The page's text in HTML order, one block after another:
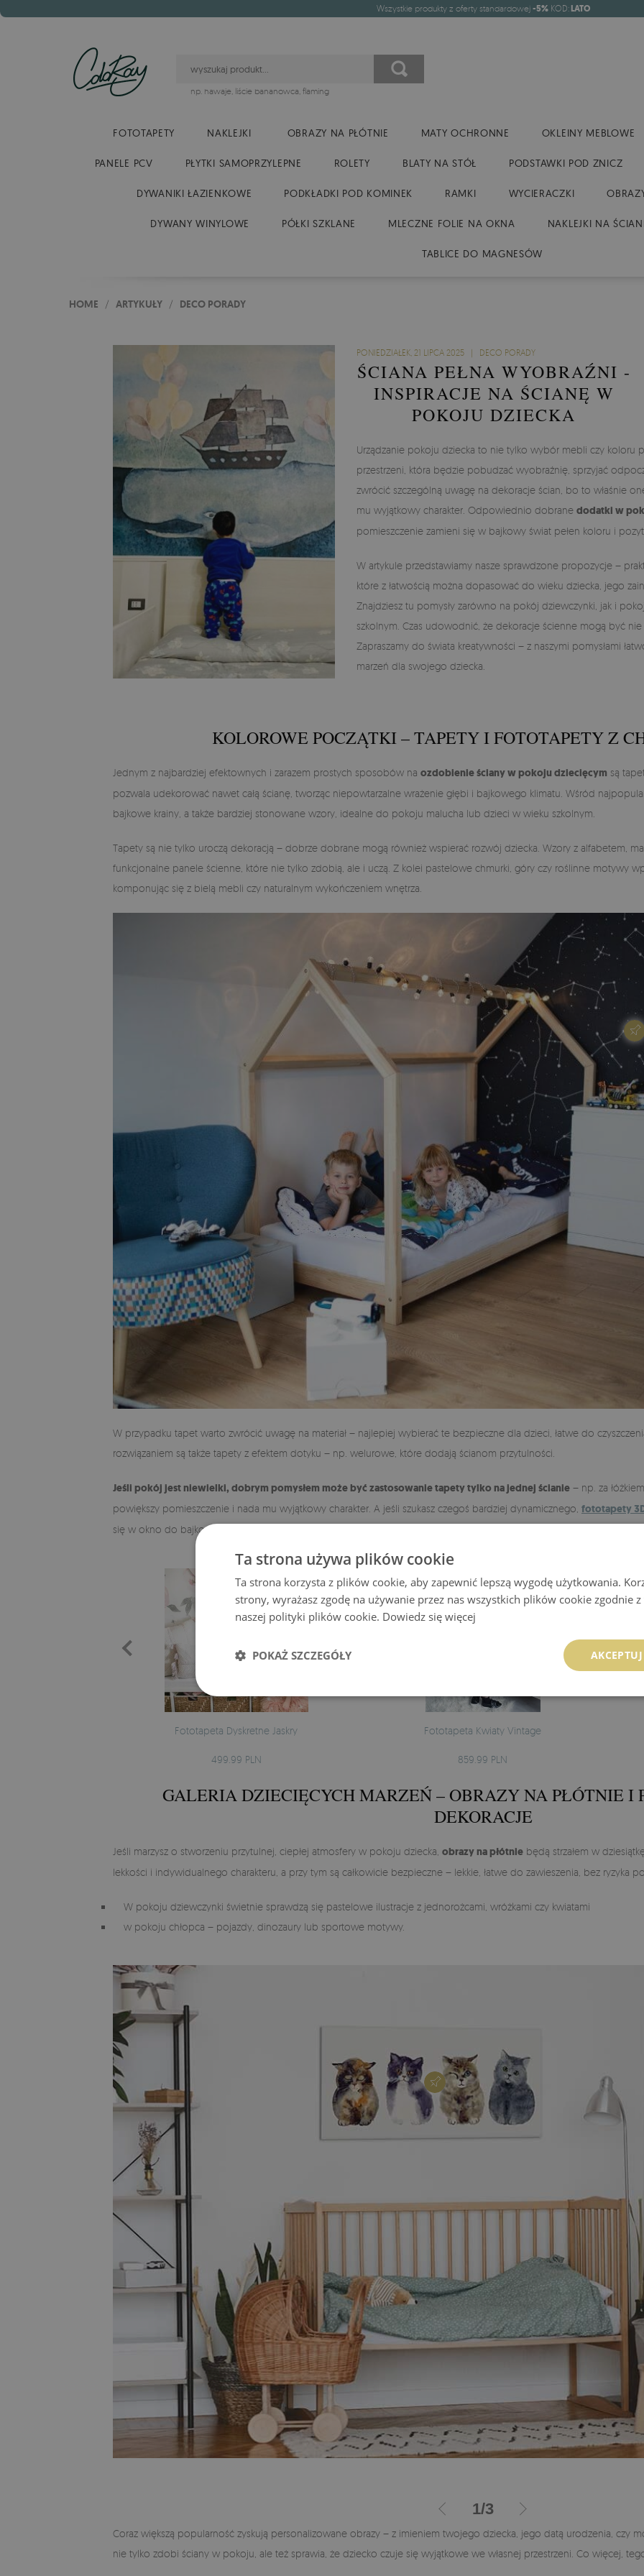
Wszystkie produkty z oferty standardowej -5%KOD:LATO
np. hawaje, liście bananowca, flaming
FOTOTAPETY NAKLEJKI OBRAZY NA PŁÓTNIE MATY OCHRONNE OKLEINY MEBLOWE
PANELE PCV PŁYTKI SAMOPRZYLEPNE ROLETY BLATY NA STÓŁ PODSTAWKI POD ZNICZ
DYWANIKI ŁAZIENKOWE PODKŁADKI POD KOMINEK RAMKI WYCIERACZKI
DYWANY WINYLOWE PÓŁKI SZKLANE MLECZNE FOLIE NA OKNA NAKLEJKI NA
TABLICE DO MAGNESÓW
HOME / ARTYKUŁY / DECO PORADY
PONIEDZIAŁEK, 21 LIPCA 2025 | DECO PORADY
ŚCIANA PEŁNA WYOBRAŹNI -
INSPIRACJE NA ŚCIANĘ W
POKOJU DZIECKA
Urządzanie pokoju dziecka to nie tylko wybór mebli czy koloru
przestrzeni, która będzie pobudzać wyobraźnię, sprzyjać
zwrócić szczególną uwagę na dekoracje ścian, bo to właśnie
mu wyjątkowy charakter. Odpowiednio dobrane dodatki w
pomieszczenie zamieni się w bajkowy świat pełen koloru i
W artykule przedstawiamy nasze sprawdzone propozycje –
które z łatwością można dopasować do wieku dziecka, jego
Znajdziesz tu pomysły zarówno na pokój dziewczynki, jak i
szkolnym. Czas udowodnić, że dekoracje ścienne mogą być
Zapraszamy do świata kreatywności – z naszymi pomysłami
marzeń dla swojego dziecka.
KOLOROWE POCZĄTKI – TAPETY I FOTOTAPETY Z
Jednym z najbardziej efektownych i zarazem prostych sposobów na ozdobienie ściany w pokoju dziecięcym są
pozwala udekorować nawet całą ścianę, tworząc niepowtarzalne wrażenie głębi i bajkowego klimatu. Wśród
bajkowe krainy, a także bardziej stonowane wzory, idealne do pokoju malucha lub dzieci w wieku szkolnym.
Tapety są nie tylko uroczą dekoracją – dobrze dobrane mogą również wspierać rozwój dziecka. Wzory z alfabetem,
funkcjonalne panele ścienne, które nie tylko zdobią, ale i uczą. Z kolei pastelowe chmurki, góry czy roślinne motywy
komponując się z bielą mebli czy naturalnym wykończeniem wnętrza.
W przypadku tapet warto zwrócić uwagę na materiał – najlepiej wybierać te bezpieczne dla dzieci, łatwe do
rozwiązaniem są także tapety z efektem dotyku – np. welurowe, które dodają ścianom przytulności.
Jeśli pokój jest niewielki, dobrym pomysłem może być zastosowanie tapety tylko na jednej ścianie – np. za
powiększy pomieszczenie i nada mu wyjątkowy charakter. A jeśli szukasz czegoś bardziej dynamicznego, fototapety
się w okno do bajkowego świata.
Fototapeta Dyskretne Jaskry
499.99 PLN
Fototapeta Kwiaty Vintage
859.99 PLN
GALERIA DZIECIĘCYCH MARZEŃ – OBRAZY NA PŁÓTNIE I
DEKORACJE
Jeśli marzysz o stworzeniu przytulnej, ciepłej atmosfery w pokoju dziecka, obrazy na płótnie będą strzałem w
lekkości i indywidualnego charakteru, a przy tym są całkowicie bezpieczne – lekkie, łatwe do zawieszenia, bez ryzyka
W pokoju dziewczynki świetnie sprawdzą się pastelowe ilustracje z jednorożcami, wróżkami czy kwiatami
w pokoju chłopca – pojazdy, dinozaury lub sportowe motywy.
1/3
Coraz większą popularność zyskują personalizowane obrazy – z imieniem twojego dziecka, jego datą urodzenia, czy
nie tylko zdobi ściany w pokoju, ale też sprawia, że dziecko czuje się wyjątkowe we własnej przestrzeni. Co więcej,
Ta strona używa plików cookie
Ta strona korzysta z plików cookie, aby zapewnić lepszą wygodę użytkowania.
strony, wyrażasz zgodę na używanie przez nas wszystkich plików cookie zgodnie
naszej polityki plików cookie. Dowiedz się więcej
POKAŻ SZCZEGÓŁY